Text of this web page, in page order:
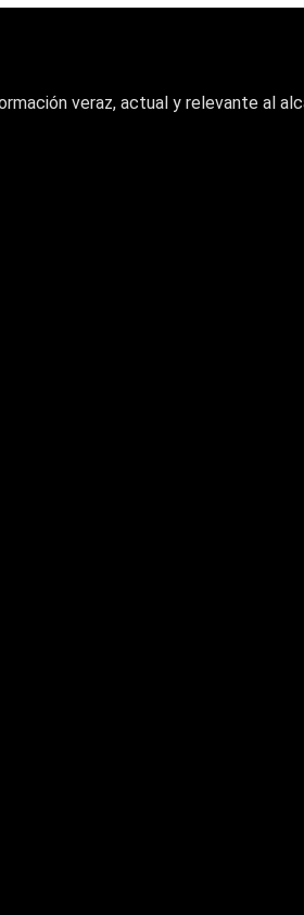
veraz, actual y relevante al